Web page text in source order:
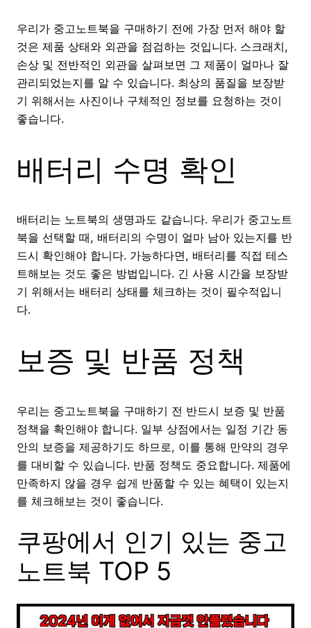
우리가 중고노트북을 구매하기 전에 가장 먼저 해야 할
것은 제품 상태와 외관을 점검하는 것입니다. 스크래치,
손상 및 전반적인 외관을 살펴보면 그 제품이 얼마나 잘
관리되었는지를 알 수 있습니다. 최상의 품질을 보장받
기 위해서는 사진이나 구체적인 정보를 요청하는 것이
좋습니다.
배터리 수명 확인
배터리는 노트북의 생명과도 같습니다. 우리가 중고노트
북을 선택할 때, 배터리의 수명이 얼마 남아 있는지를 반
드시 확인해야 합니다. 가능하다면, 배터리를 직접 테스
트해보는 것도 좋은 방법입니다. 긴 사용 시간을 보장받
기 위해서는 배터리 상태를 체크하는 것이 필수적입니
다.
보증 및 반품 정책
우리는 중고노트북을 구매하기 전 반드시 보증 및 반품
정책을 확인해야 합니다. 일부 상점에서는 일정 기간 동
안의 보증을 제공하기도 하므로, 이를 통해 만약의 경우
를 대비할 수 있습니다. 반품 정책도 중요합니다. 제품에
만족하지 않을 경우 쉽게 반품할 수 있는 혜택이 있는지
를 체크해보는 것이 좋습니다.
쿠팡에서 인기 있는 중고
노트북 TOP 5